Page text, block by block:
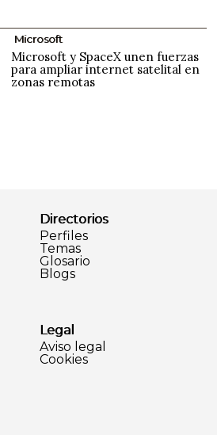
Microsoft
Microsoft y SpaceX unen fuerzas
para ampliar internet satelital en
zonas remotas
Directorios
Perfiles
Temas
Glosario
Blogs
Legal
Aviso legal
Cookies